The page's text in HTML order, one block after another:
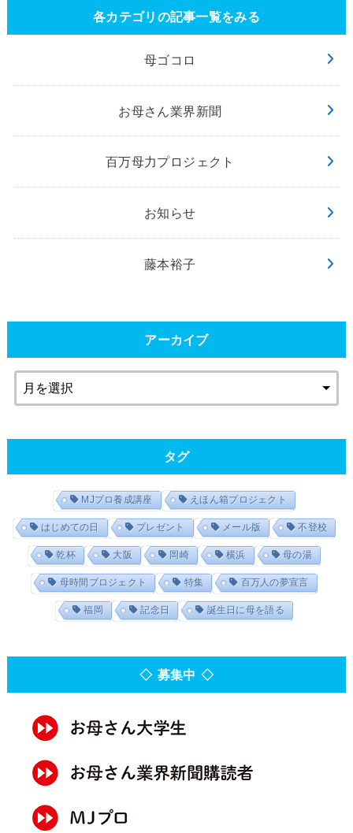
各カテゴリの記事一覧をみる
母ゴコロ
お母さん業界新聞
百万母力プロジェクト
お知らせ
藤本裕子
アーカイブ
タグ
MJプロ養成講座 えほん箱プロジェクト
はじめての日 プレゼント メール版 不登校
乾杯 大阪 岡崎 横浜 母の湯
母時間プロジェクト 特集 百万人の夢宣言
福岡 記念日 誕生日に母を語る
◇ 募集中 ◇